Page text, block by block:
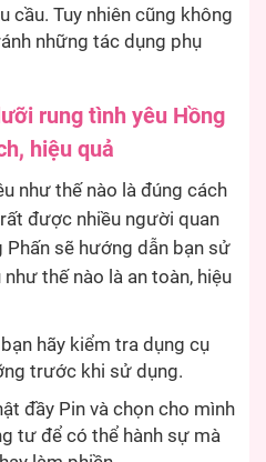
cầu. Tuy nhiên cũng không
những tác dụng phụ
rung tình yêu Hồng
hiệu quả
như thế nào là đúng cách
được nhiều người quan
Phấn sẽ hướng dẫn bạn sử
thế nào là an toàn, hiệu
hãy kiểm tra dụng cụ
trước khi sử dụng.
đầy Pin và chọn cho mình
tư để có thể hành sự mà